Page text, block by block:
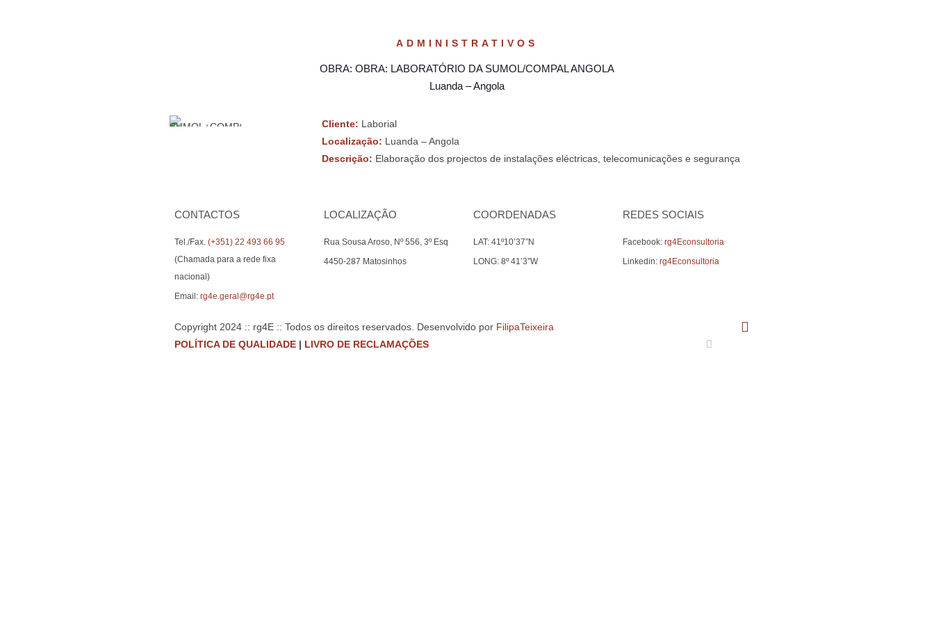
ADMINISTRATIVOS
OBRA: OBRA: LABORATÓRIO DA SUMOL/COMPAL ANGOLA
Luanda – Angola
Cliente: Laborial
Localização: Luanda – Angola
Descrição: Elaboração dos projectos de instalações eléctricas, telecomunicações e segurança
CONTACTOS
Tel./Fax. (+351) 22 493 66 95
(Chamada para a rede fixa
nacional)
Email: rg4e.geral@rg4e.pt
LOCALIZAÇÃO
Rua Sousa Aroso, Nº 556, 3º Esq
4450-287 Matosinhos
COORDENADAS
LAT: 41º10’37”N
LONG: 8º 41’3”W
REDES SOCIAIS
Facebook: rg4Econsultoria
Linkedin: rg4Econsultoria
Copyright 2024 :: rg4E :: Todos os direitos reservados. Desenvolvido por FilipaTeixeira
POLÍTICA DE QUALIDADE| LIVRO DE RECLAMAÇÕES